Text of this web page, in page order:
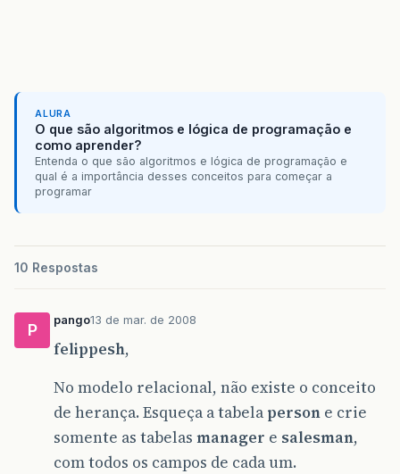
ALURA
O que são algoritmos e lógica de programação e
como aprender?
Entenda o que são algoritmos e lógica de programação e
qual é a importância desses conceitos para começar a
programar
10 Respostas
P
pango13 de mar. de 2008
felippesh,
No modelo relacional, não existe o conceito
de herança. Esqueça a tabela person e crie
somente as tabelas manager e salesman,
com todos os campos de cada um.